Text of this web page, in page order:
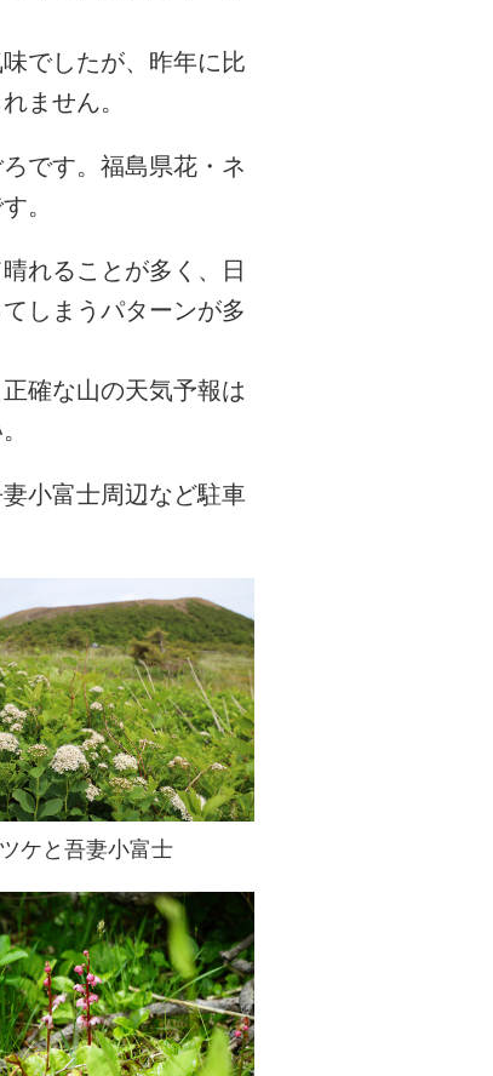
でしたが、昨年に比
ません。
です。福島県花・ネ
。
れることが多く、日
しまうパターンが多
確な山の天気予報は
小富士周辺など駐車
ケと吾妻小富士